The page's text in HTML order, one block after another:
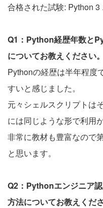
合格された試験: Python
Q1：Python経歴年数と
についてお教えください。
Pythonの経歴は半年程度
すいと感じました。
元々シェルスクリプトは
には同じような形で利用
非常に教材も豊富なので
と思います。
Q2：Pythonエンジニア
方法についてお教えくださ